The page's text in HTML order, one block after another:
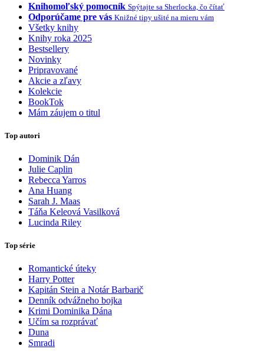
Knihomoľský pomocník Spýtajte sa Sherlocka, čo čítať
Odporúčame pre vás Knižné tipy ušité na mieru vám
Všetky knihy
Knihy roka 2025
Bestsellery
Novinky
Pripravované
Akcie a zľavy
Kolekcie
BookTok
Mám záujem o titul
Top autori
Dominik Dán
Julie Caplin
Rebecca Yarros
Ana Huang
Sarah J. Maas
Táňa Keleová Vasilková
Lucinda Riley
Top série
Romantické úteky
Harry Potter
Kapitán Stein a Notár Barbarič
Denník odvážneho bojka
Krimi Dominika Dána
Učím sa rozprávať
Duna
Smradi